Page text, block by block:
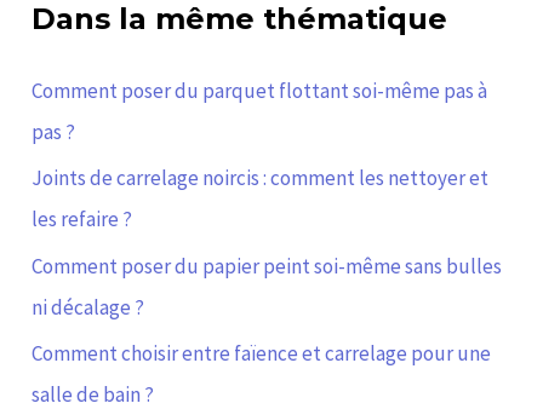
Dans la même thématique
Comment poser du parquet flottant soi-même pas à
pas ?
Joints de carrelage noircis : comment les nettoyer et
les refaire ?
Comment poser du papier peint soi-même sans bulles
ni décalage ?
Comment choisir entre faïence et carrelage pour une
salle de bain ?